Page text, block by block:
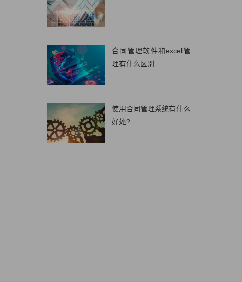
合同管理软件和excel管
理有什么区别
使用合同管理系统有什么
好处?